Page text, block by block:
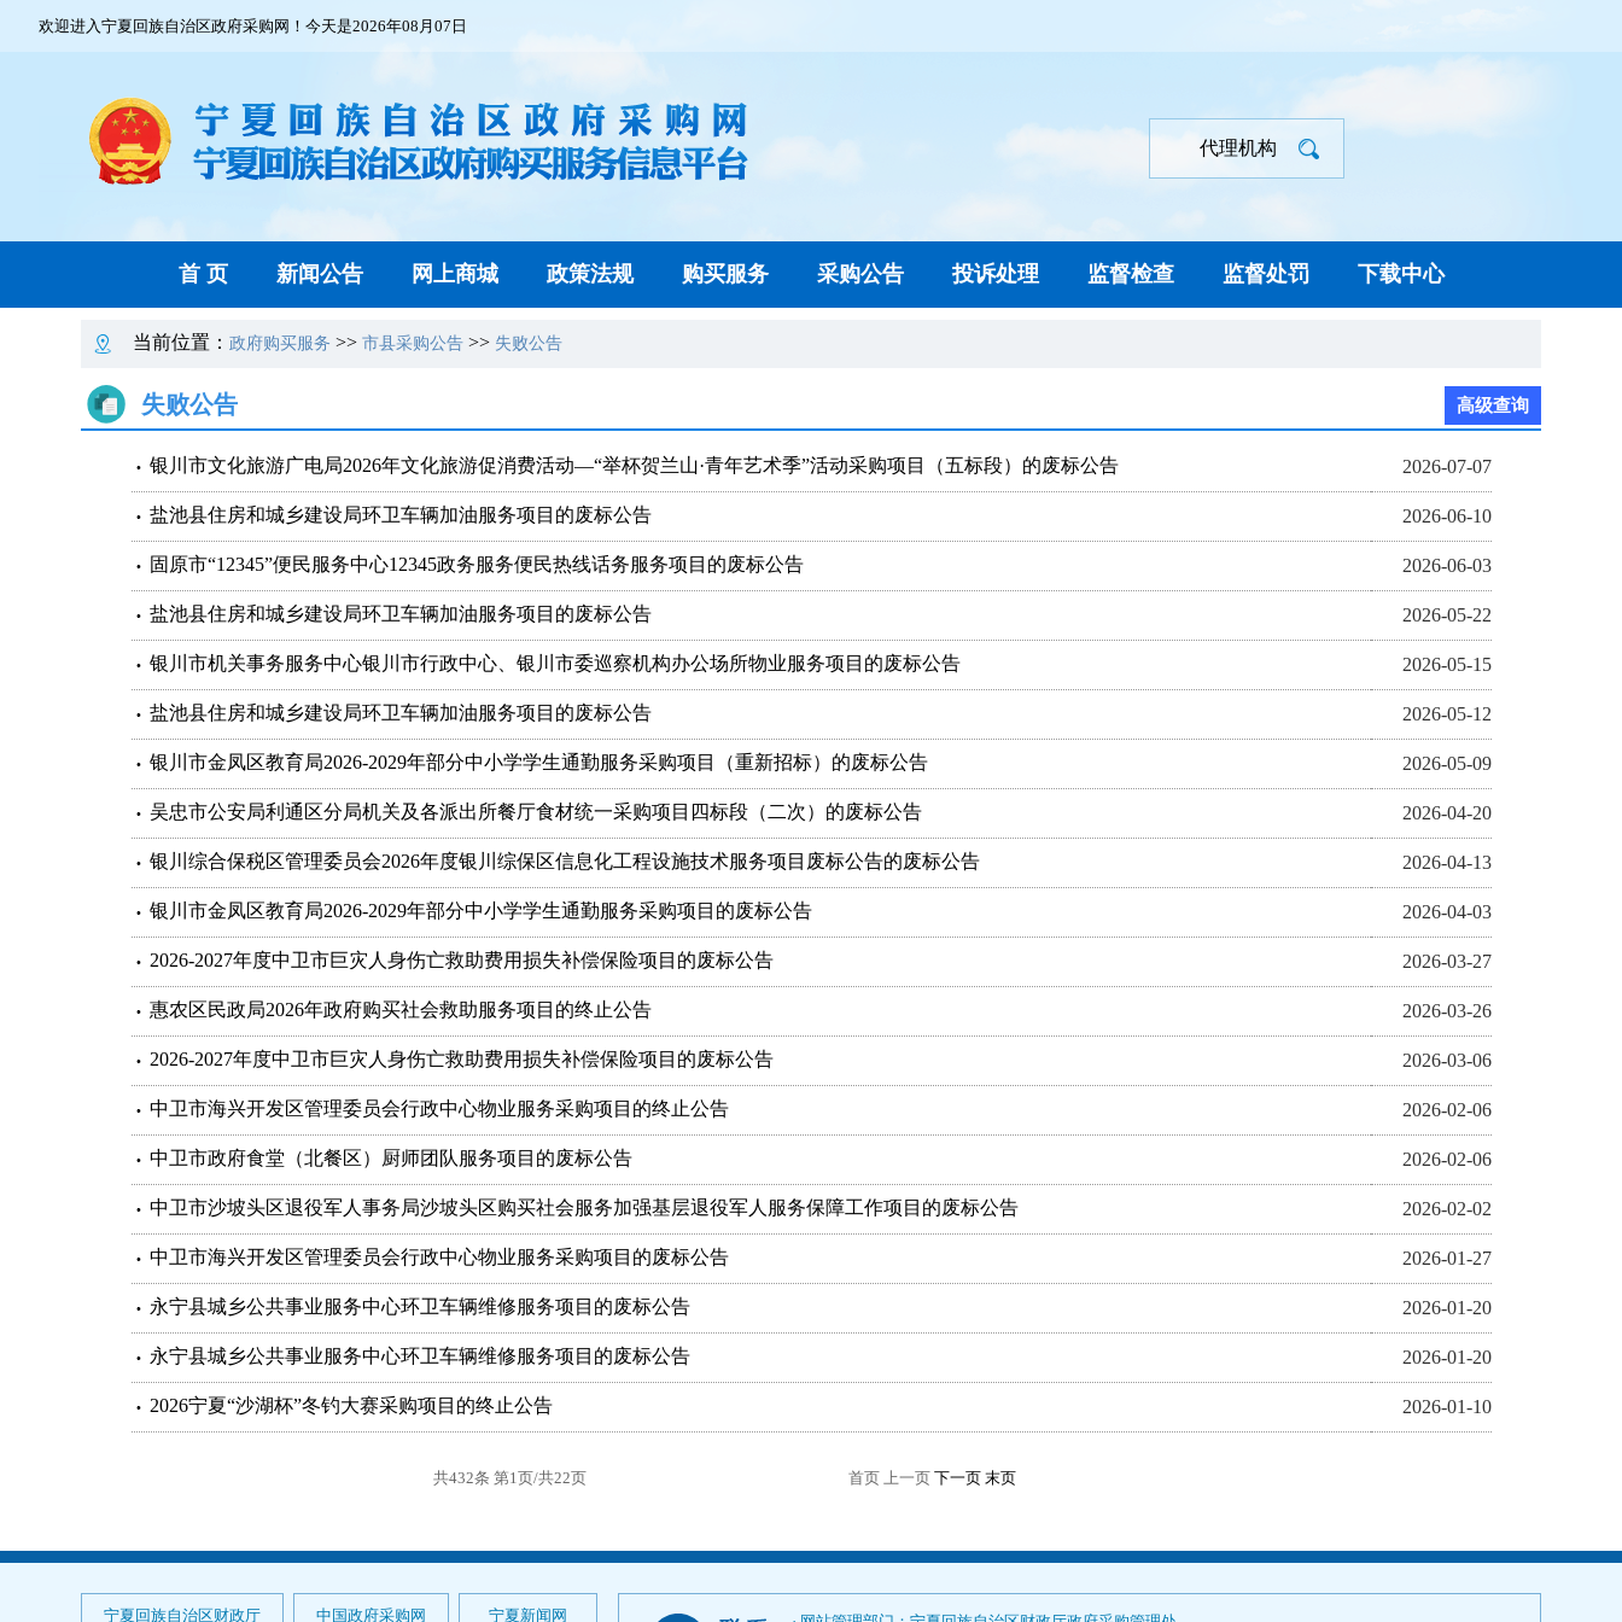
欢迎进入宁夏回族自治区政府采购网！今天是2026年08月07日
代理机构
首 页 新闻公告 网上商城 政策法规 购买服务 采购公告 投诉处理 监督检查 监督处罚 下载中心
当前位置： 政府购买服务 >> 市县采购公告 >> 失败公告
失败公告 高级查询
银川市文化旅游广电局2026年文化旅游促消费活动—“举杯贺兰山·青年艺术季”活动采购项目（五标段）的废标公告 2026-07-07
盐池县住房和城乡建设局环卫车辆加油服务项目的废标公告 2026-06-10
固原市“12345”便民服务中心12345政务服务便民热线话务服务项目的废标公告 2026-06-03
盐池县住房和城乡建设局环卫车辆加油服务项目的废标公告 2026-05-22
银川市机关事务服务中心银川市行政中心、银川市委巡察机构办公场所物业服务项目的废标公告 2026-05-15
盐池县住房和城乡建设局环卫车辆加油服务项目的废标公告 2026-05-12
银川市金凤区教育局2026-2029年部分中小学学生通勤服务采购项目（重新招标）的废标公告 2026-05-09
吴忠市公安局利通区分局机关及各派出所餐厅食材统一采购项目四标段（二次）的废标公告 2026-04-20
银川综合保税区管理委员会2026年度银川综保区信息化工程设施技术服务项目废标公告的废标公告 2026-04-13
银川市金凤区教育局2026-2029年部分中小学学生通勤服务采购项目的废标公告 2026-04-03
2026-2027年度中卫市巨灾人身伤亡救助费用损失补偿保险项目的废标公告 2026-03-27
惠农区民政局2026年政府购买社会救助服务项目的终止公告 2026-03-26
2026-2027年度中卫市巨灾人身伤亡救助费用损失补偿保险项目的废标公告 2026-03-06
中卫市海兴开发区管理委员会行政中心物业服务采购项目的终止公告 2026-02-06
中卫市政府食堂（北餐区）厨师团队服务项目的废标公告 2026-02-06
中卫市沙坡头区退役军人事务局沙坡头区购买社会服务加强基层退役军人服务保障工作项目的废标公告 2026-02-02
中卫市海兴开发区管理委员会行政中心物业服务采购项目的废标公告 2026-01-27
永宁县城乡公共事业服务中心环卫车辆维修服务项目的废标公告 2026-01-20
永宁县城乡公共事业服务中心环卫车辆维修服务项目的废标公告 2026-01-20
2026宁夏“沙湖杯”冬钓大赛采购项目的终止公告 2026-01-10
共432条 第1页/共22页 首页 上一页 下一页 末页
宁夏回族自治区财政厅 中国政府采购网 宁夏新闻网